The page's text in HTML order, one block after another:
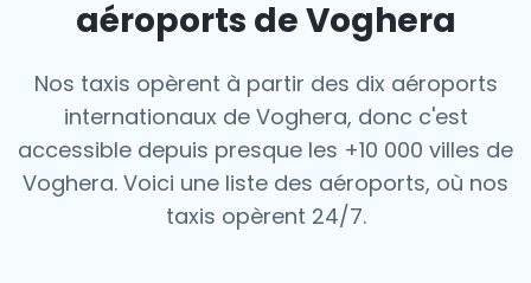
aéroports de Voghera
Nos taxis opèrent à partir des dix aéroports
internationaux de Voghera, donc c'est
accessible depuis presque les +10 000 villes de
Voghera. Voici une liste des aéroports, où nos
taxis opèrent 24/7.